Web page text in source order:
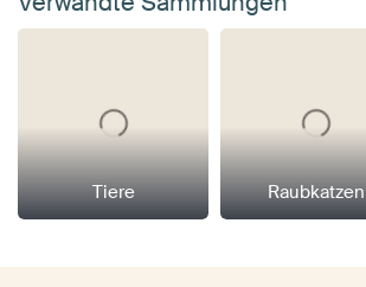
Tiere Raubkatzen